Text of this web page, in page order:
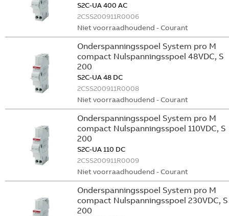
S2C-UA 400 AC
2CSS200911R0006
Niet voorraadhoudend - Courant
Onderspanningsspoel System pro M
compact Nulspanningsspoel 48VDC, S
200
S2C-UA 48 DC
2CSS200911R0008
Niet voorraadhoudend - Courant
Onderspanningsspoel System pro M
compact Nulspanningsspoel 110VDC, S
200
S2C-UA 110 DC
2CSS200911R0009
Niet voorraadhoudend - Courant
Onderspanningsspoel System pro M
compact Nulspanningsspoel 230VDC, S
200